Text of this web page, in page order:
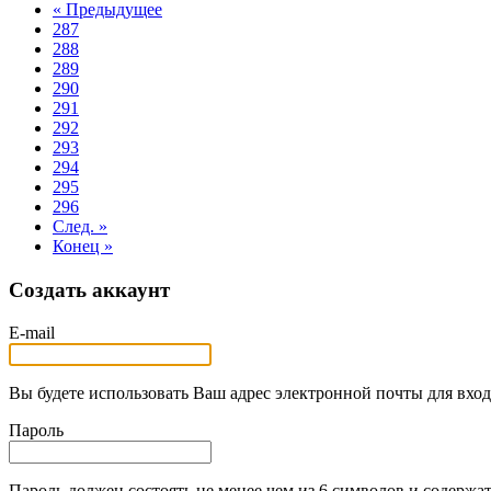
« Предыдущее
287
288
289
290
291
292
293
294
295
296
След. »
Конец »
Создать аккаунт
E-mail
Вы будете использовать Ваш адрес электронной почты для
Пароль